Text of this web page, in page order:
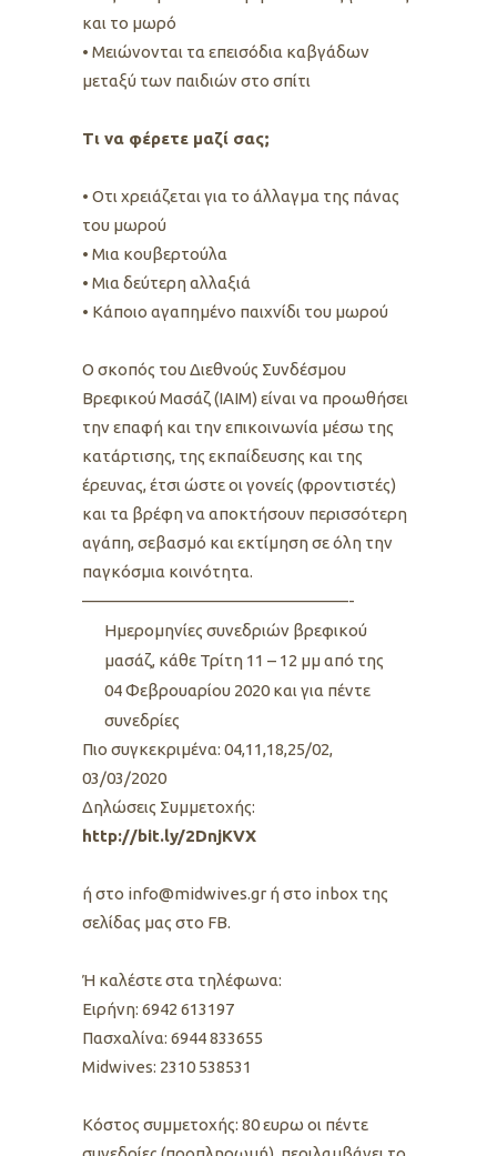
και το μωρό
• Μειώνονται τα επεισόδια καβγάδων
μεταξύ των παιδιών στο σπίτι
Τι να φέρετε μαζί σας;
• Οτι χρειάζεται για το άλλαγμα της πάνας
του μωρού
• Μια κουβερτούλα
• Μια δεύτερη αλλαξιά
• Κάποιο αγαπημένο παιχνίδι του μωρού
O σκοπός του Διεθνούς Συνδέσμου
Βρεφικού Μασάζ (IAIM) είναι να προωθήσει
την επαφή και την επικοινωνία μέσω της
κατάρτισης, της εκπαίδευσης και της
έρευνας, έτσι ώστε οι γονείς (φροντιστές)
και τα βρέφη να αποκτήσουν περισσότερη
αγάπη, σεβασμό και εκτίμηση σε όλη την
παγκόσμια κοινότητα.
————————————————-
Ημερομηνίες συνεδριών βρεφικού
μασάζ, κάθε Τρίτη 11 – 12 μμ από της
04 Φεβρουαρίου 2020 και για πέντε
συνεδρίες
Πιο συγκεκριμένα: 04,11,18,25/02,
03/03/2020
Δηλώσεις Συμμετοχής:
http://bit.ly/2DnjKVX
ή στο info@midwives.gr ή στο inbox της
σελίδας μας στο FB.
Ή καλέστε στα τηλέφωνα:
Ειρήνη: 6942 613197
Πασχαλίνα: 6944 833655
Midwives: 2310 538531
Kόστος συμμετοχής: 80 ευρω οι πέντε